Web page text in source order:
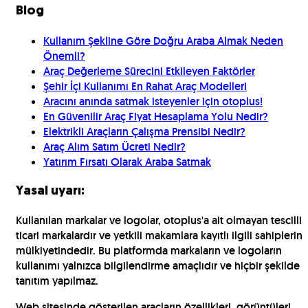
Blog
Kullanım Şekline Göre Doğru Araba Almak Neden
Önemli?
Araç Değerleme Sürecini Etkileyen Faktörler
Şehir İçi Kullanımı En Rahat Araç Modelleri
Aracını anında satmak isteyenler için otoplus!
En Güvenilir Araç Fiyat Hesaplama Yolu Nedir?
Elektrikli Araçların Çalışma Prensibi Nedir?
Araç Alım Satım Ücreti Nedir?
Yatırım Fırsatı Olarak Araba Satmak
Yasal uyarı:
Kullanılan markalar ve logolar, otoplus'a ait olmayan tescilli
ticari markalardır ve yetkili makamlara kayıtlı ilgili sahiplerin
mülkiyetindedir. Bu platformda markaların ve logoların
kullanımı yalnızca bilgilendirme amaçlıdır ve hiçbir şekilde
tanıtım yapılmaz.